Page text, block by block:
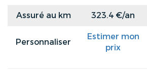
Assuré au km 323.4 €/an
Personnaliser
Estimer mon
prix